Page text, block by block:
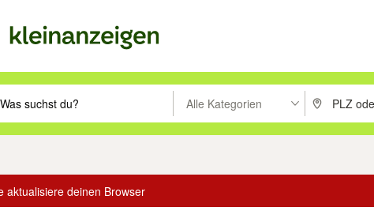
eingeben. Eingabetaste drücken um zu suchen, oder Vorschläge
Alle Kategorien PLZ oder
aktualisiere deinen Browser